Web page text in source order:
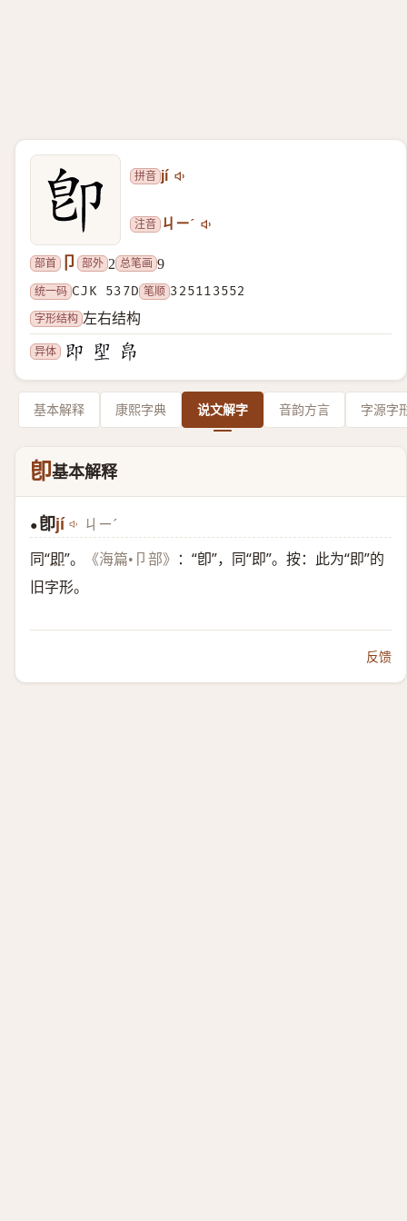
拼音 jí
注音 ㄐㄧˊ
部首 卩 部外 2 总笔画 9
统一码 CJK 537D 笔顺 325113552
字形结构 左右结构
异体
基本解释 康熙字典 说文解字 音韵方言 字源字
卽基本解释
● 卽jí ㄐㄧˊ
同“即”。 《海篇•卩部》
：“卽”，同“即”。按：此为“即”的
旧字形。
反馈